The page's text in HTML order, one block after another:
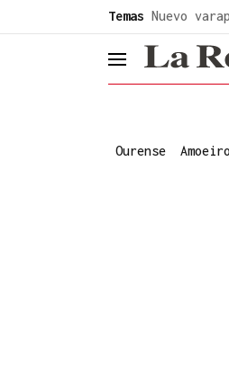
Temas Nuevo
header.menu.open
Ourense Amoeiro